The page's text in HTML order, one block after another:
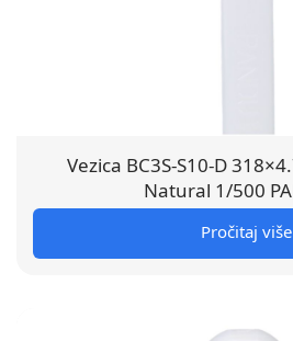
Vezica BC3S-S10-D
Natural 1/500
Pročitaj više